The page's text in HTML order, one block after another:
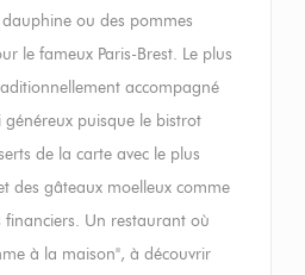
ou des pommes
le fameux Paris-Brest. Le plus
accompagné
puisque le bistrot
de la carte avec le plus
des gâteaux moelleux comme
financiers. Un restaurant où
à la maison", à découvrir